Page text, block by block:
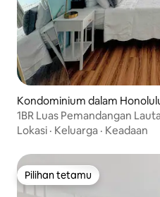
Kondominium dalam
1BR Luas Pemandangan
dengan Tempat Letak Kereta
Lokasi · Keluarga · Keadaan
Pilihan tetamu
Pilihan tetamu